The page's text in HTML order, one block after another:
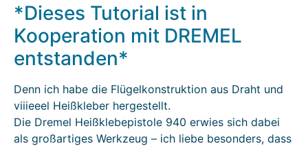
*Dieses Tutorial ist in
Kooperation mit DREMEL
entstanden*
Denn ich habe die Flügelkonstruktion aus Draht und
viiieeel Heißkleber hergestellt.
Die Dremel Heißklebepistole 940 erwies sich dabei
als großartiges Werkzeug – ich liebe besonders, dass